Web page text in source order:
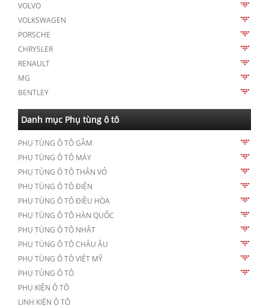
VOLVO
VOLKSWAGEN
PORSCHE
CHRYSLER
RENAULT
MG
BENTLEY
Danh mục Phụ tùng ô tô
PHỤ TÙNG Ô TÔ GẦM
PHỤ TÙNG Ô TÔ MÁY
PHỤ TÙNG Ô TÔ THÂN VỎ
PHỤ TÙNG Ô TÔ ĐIỆN
PHỤ TÙNG Ô TÔ ĐIỀU HÒA
PHỤ TÙNG Ô TÔ HÀN QUỐC
PHỤ TÙNG Ô TÔ NHẬT
PHỤ TÙNG Ô TÔ CHÂU ÂU
PHỤ TÙNG Ô TÔ VIỆT MỸ
PHỤ TÙNG Ô TÔ
PHỤ KIỆN Ô TÔ
LINH KIỆN Ô TÔ